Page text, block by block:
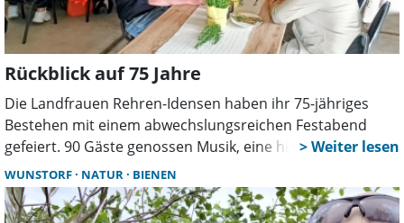
Rückblick auf 75 Jahre
Die Landfrauen Rehren-Idensen haben ihr 75-jähriges
Bestehen mit einem abwechslungsreichen Festabend
gefeiert. 90 Gäste genossen Musik, eine historische
Modenschau und kulinarische Spezialitäten. Auch
Vertreter aus Politik und Landwirtschaft würdigten das
Engagement des Vereins.
WUNSTORF NATUR BIENEN